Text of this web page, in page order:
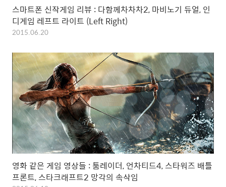
스마트폰 신작게임 리뷰 : 다함께차차차2, 마비노기 듀얼, 인
디게임 레프트 라이트 (Left Right)
2015.06.20
영화 같은 게임 영상들 : 툼레이더, 언차티드4, 스타워즈 배틀
프론트, 스타크래프트2 망각의 속삭임